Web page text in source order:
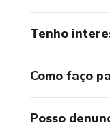
Tenho
Como faço
Posso